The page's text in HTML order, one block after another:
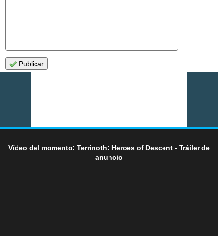
Publicar
Vídeo del momento: Terrinoth: Heroes of Descent - Tráiler de
anuncio